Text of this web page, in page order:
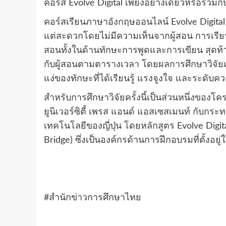
คอร์ส Evolve Digital เพียงอย่างเดียวหรือร่วม
คอร์สเรียนภาษาอังกฤษออนไลน์ Evolve
แต่สะดวกโดยไม่มีความเห็นจากผู้สอน การเรี
สอนทั้งในด้านทักษะการพูดและการเขียน สุดท้
กับผู้สอนตามตารางเวลา โดยผลการศึกษาวิจั
แง่ของทักษะที่ได้เรียนรู้ แรงจูงใจ และระดับค
สำหรับการศึกษาวิจัยครั้งนี้เป็นส่วนหนึ่งของโ
ยูนิเวอร์ซิตี้ เพรส แอนด์ แอสเซสเมนท์ กับกร
เทคโนโลยีของญี่ปุ่น โดยหลักสูตร Evolve
Bridge) ซึ่งเป็นองค์กรด้านการฝึกอบรมที่ตั้งอยู่
#สำนักข่าวการศึกษาไทย